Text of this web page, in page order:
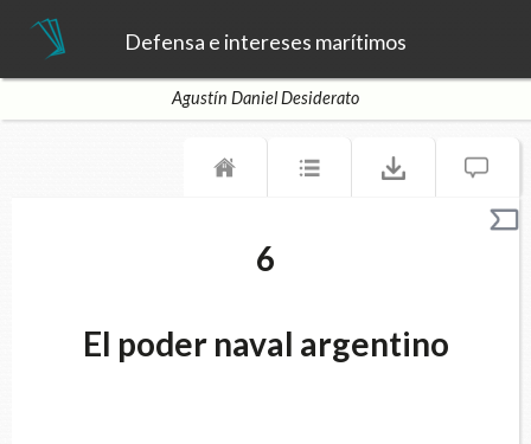
Defensa e intereses marítimos
Agustín Daniel Desiderato
6
El poder naval argentino